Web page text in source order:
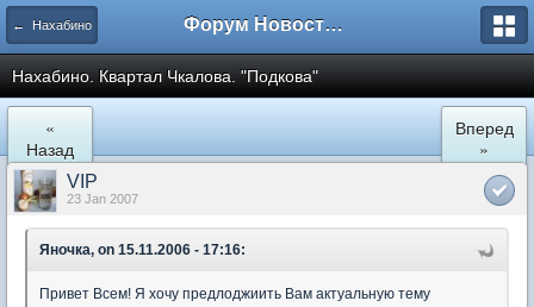
← Нахабино Форум Новостройки
Нахабино. Квартал Чкалова. "Подкова"
«
Назад
Вперед
»
VIP
23 Jan 2007
Яночка, on 15.11.2006 - 17:16:
Привет Всем! Я хочу предлоджиить Вам актуальную тему